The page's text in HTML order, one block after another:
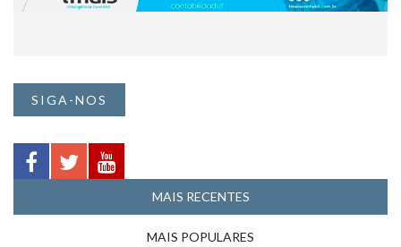
SIGA-NOS
MAIS RECENTES
MAIS POPULARES